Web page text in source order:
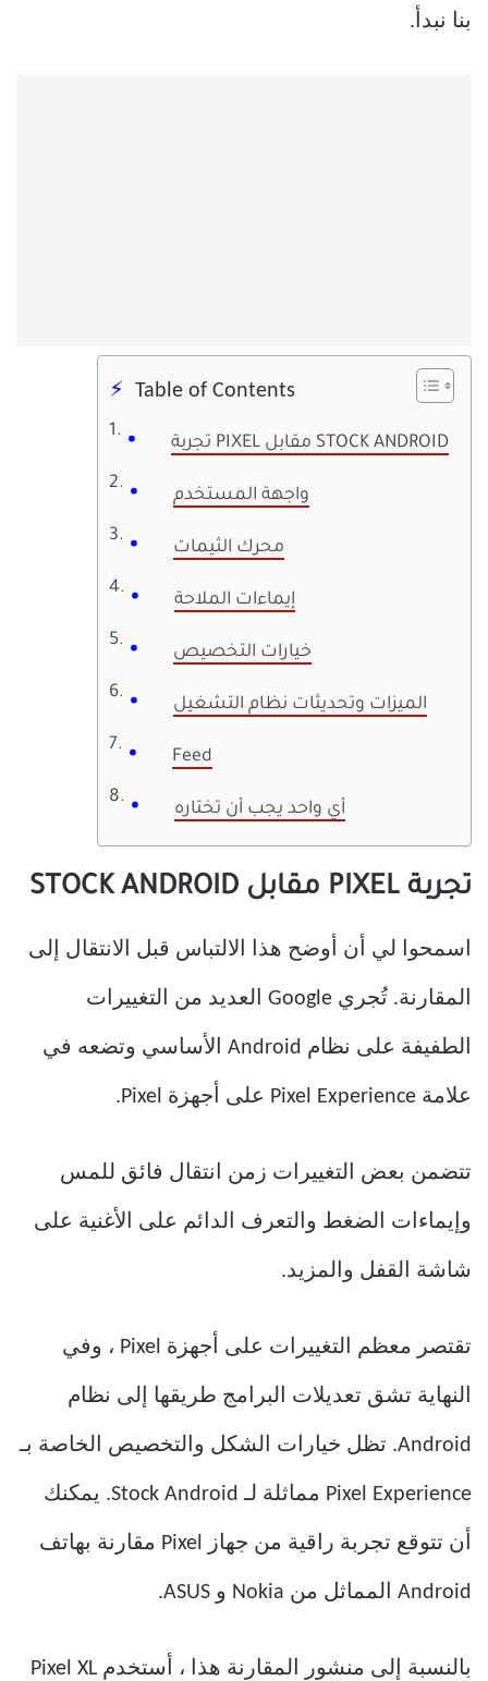
بنا نبدأ.
Table of Contents
تجربة PIXEL مقابل STOCK ANDROID
واجهة المستخدم
محرك الثيمات
إيماءات الملاحة
خيارات التخصيص
الميزات وتحديثات نظام التشغيل
Feed
أي واحد يجب أن تختاره
تجربة PIXEL مقابل STOCK ANDROID
اسمحوا لي أن أوضح هذا الالتباس قبل الانتقال إلى
المقارنة. تُجري Google العديد من التغييرات
الطفيفة على نظام Android الأساسي وتضعه في
علامة Pixel Experience على أجهزة Pixel.
تتضمن بعض التغييرات زمن انتقال فائق للمس
وإيماءات الضغط والتعرف الدائم على الأغنية على
شاشة القفل والمزيد.
تقتصر معظم التغييرات على أجهزة Pixel ، وفي
النهاية تشق تعديلات البرامج طريقها إلى نظام
Android. تظل خيارات الشكل والتخصيص الخاصة بـ
Pixel Experience مماثلة لـ Stock Android. يمكنك
أن تتوقع تجربة راقية من جهاز Pixel مقارنة بهاتف
Android المماثل من Nokia و ASUS.
بالنسبة إلى منشور المقارنة هذا ، أستخدم Pixel XL